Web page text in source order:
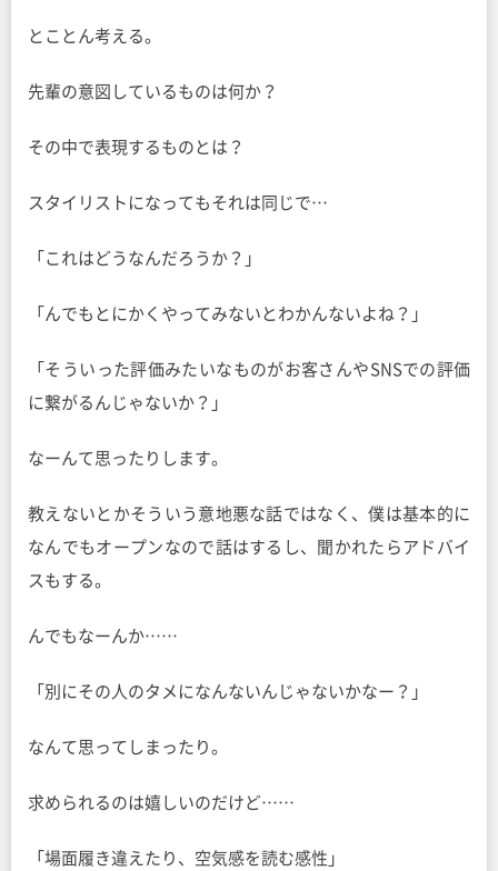
とことん考える。
先輩の意図しているものは何か？
その中で表現するものとは？
スタイリストになってもそれは同じで…
「これはどうなんだろうか？」
「んでもとにかくやってみないとわかんないよね？」
「そういった評価みたいなものがお客さんやSNSでの評価
に繋がるんじゃないか？」
なーんて思ったりします。
教えないとかそういう意地悪な話ではなく、僕は基本的に
なんでもオープンなので話はするし、聞かれたらアドバイ
スもする。
んでもなーんか……
「別にその人のタメになんないんじゃないかなー？」
なんて思ってしまったり。
求められるのは嬉しいのだけど……
「場面履き違えたり、空気感を読む感性」